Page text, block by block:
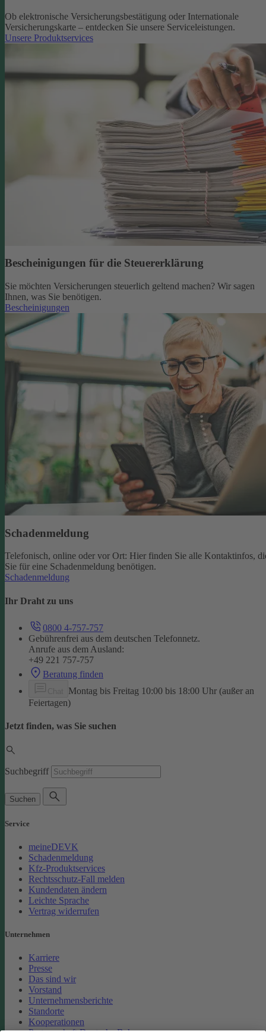
Ob elektronische Versicherungsbestätigung oder Internationale
Versicherungskarte – entdecken Sie unsere Serviceleistungen.
Unsere Produktservices
Bescheinigungen für die Steuererklärung
Sie möchten Versicherungen steuerlich geltend machen? Wir sagen
Ihnen, was Sie benötigen.
Bescheinigungen
Schadenmeldung
Telefonisch, online oder vor Ort: Hier finden Sie alle Kontaktinfos,
Sie für eine Schadenmeldung benötigen.
Schadenmeldung
Ihr Draht zu uns
0800 4-757-757
Gebührenfrei aus dem deutschen Telefonnetz.
Anrufe aus dem Ausland:
+49 221 757-757
Beratung finden
Montag bis Freitag 10:00 bis 18:00 Uhr (außer an
Feiertagen)
Jetzt finden, was Sie suchen
Suchbegriff
Suchen
Service
meineDEVK
Schadenmeldung
Kfz-Produktservices
Rechtsschutz-Fall melden
Kundendaten ändern
Leichte Sprache
Vertrag widerrufen
Unternehmen
Karriere
Presse
Das sind wir
Vorstand
Unternehmensberichte
Standorte
Kooperationen